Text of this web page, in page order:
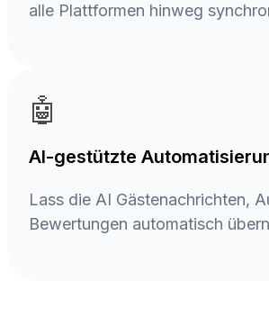
alle Plattformen hinweg
🤖
AI-gestützte
Lass die AI Gästenachrichten,
Bewertungen automatisch